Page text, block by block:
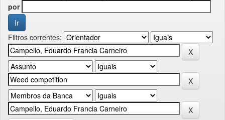
por
Filtros correntes: